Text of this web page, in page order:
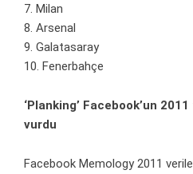
7. Milan
8. Arsenal
9. Galatasaray
10. Fenerbahçe
‘Planking’ Facebook’un
vurdu
Facebook Memology 2011